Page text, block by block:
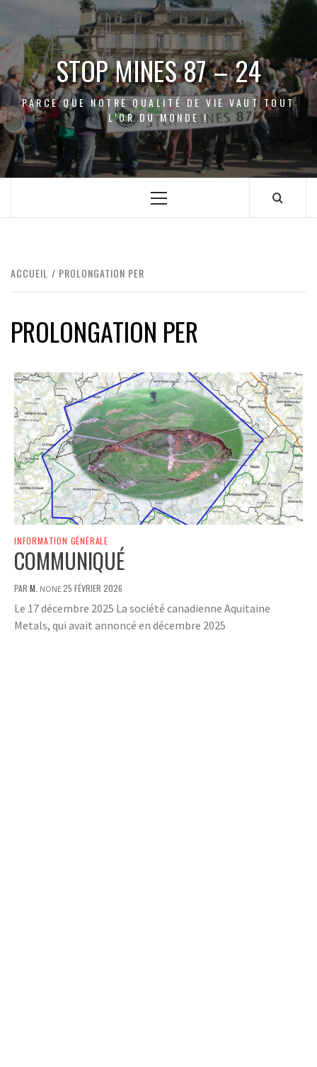
contenu
STOP MINES 87 – 24
PARCE QUE NOTRE QUALITÉ DE VIE VAUT TOUT
L'OR DU MONDE !
Menu
ACCUEIL PROLONGATION PER
PROLONGATION PER
INFORMATION GÉNÉRALE
COMMUNIQUÉ
PAR M. NONE25 FÉVRIER 2026
Le 17 décembre 2025 La société canadienne Aquitaine
Metals, qui avait annoncé en décembre 2025